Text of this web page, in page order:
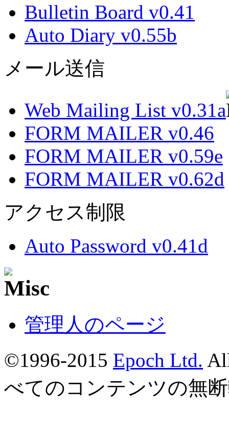
Bulletin Board v0.41
Auto Diary v0.55b
メール送信
Web Mailing List v0.31a
FORM MAILER v0.46
FORM MAILER v0.59e
FORM MAILER v0.62d
アクセス制限
Auto Password v0.41d
管理人のページ
©1996-2015 Epoch Ltd.
べてのコンテンツの無